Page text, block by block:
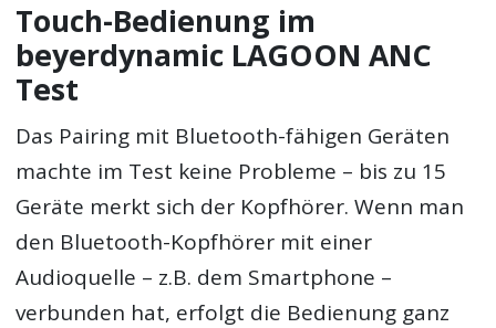
Touch-Bedienung im
beyerdynamic LAGOON ANC
Test
Das Pairing mit Bluetooth-fähigen Geräten
machte im Test keine Probleme – bis zu 15
Geräte merkt sich der Kopfhörer. Wenn man
den Bluetooth-Kopfhörer mit einer
Audioquelle – z.B. dem Smartphone –
verbunden hat, erfolgt die Bedienung ganz